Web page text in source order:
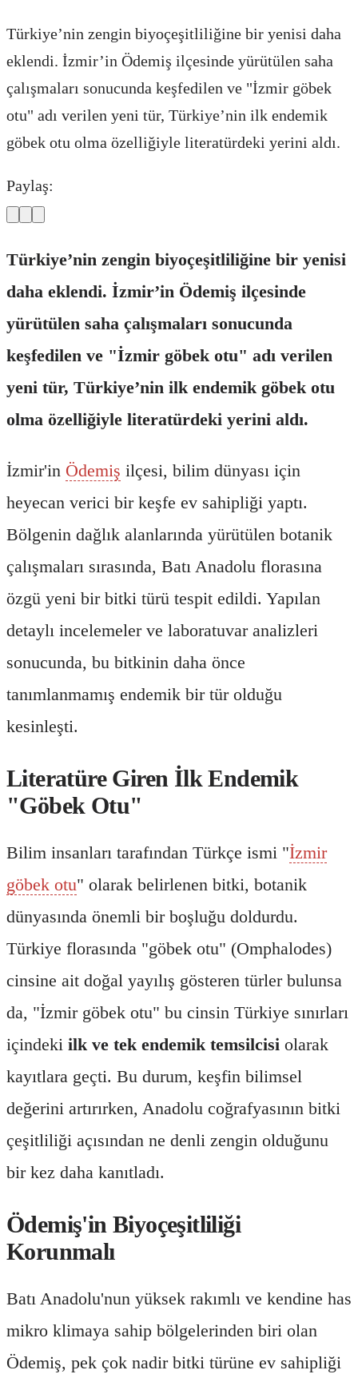
Türkiye’nin zengin biyoçeşitliliğine bir yenisi daha
eklendi. İzmir’in Ödemiş ilçesinde yürütülen saha
çalışmaları sonucunda keşfedilen ve "İzmir göbek
otu" adı verilen yeni tür, Türkiye’nin ilk endemik
göbek otu olma özelliğiyle literatürdeki yerini aldı.
Paylaş:
Türkiye’nin zengin biyoçeşitliliğine bir yenisi
daha eklendi. İzmir’in Ödemiş ilçesinde
yürütülen saha çalışmaları sonucunda
keşfedilen ve "İzmir göbek otu" adı verilen
yeni tür, Türkiye’nin ilk endemik göbek otu
olma özelliğiyle literatürdeki yerini aldı.
İzmir'in Ödemiş ilçesi, bilim dünyası için
heyecan verici bir keşfe ev sahipliği yaptı.
Bölgenin dağlık alanlarında yürütülen botanik
çalışmaları sırasında, Batı Anadolu florasına
özgü yeni bir bitki türü tespit edildi. Yapılan
detaylı incelemeler ve laboratuvar analizleri
sonucunda, bu bitkinin daha önce
tanımlanmamış endemik bir tür olduğu
kesinleşti.
Literatüre Giren İlk Endemik
"Göbek Otu"
Bilim insanları tarafından Türkçe ismi "İzmir
göbek otu" olarak belirlenen bitki, botanik
dünyasında önemli bir boşluğu doldurdu.
Türkiye florasında "göbek otu" (Omphalodes)
cinsine ait doğal yayılış gösteren türler bulunsa
da, "İzmir göbek otu" bu cinsin Türkiye sınırları
içindeki ilk ve tek endemik temsilcisi olarak
kayıtlara geçti. Bu durum, keşfin bilimsel
değerini artırırken, Anadolu coğrafyasının bitki
çeşitliliği açısından ne denli zengin olduğunu
bir kez daha kanıtladı.
Ödemiş'in Biyoçeşitliliği
Korunmalı
Batı Anadolu'nun yüksek rakımlı ve kendine has
mikro klimaya sahip bölgelerinden biri olan
Ödemiş, pek çok nadir bitki türüne ev sahipliği